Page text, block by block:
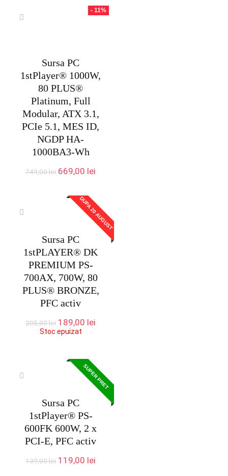
235,00 lei.
215,00 lei.
- 11%
Sursa PC
1stPlayer® 1000W,
80 PLUS®
Platinum, Full
Modular, ATX 3.1,
PCIe 5.1, MES ID,
NGDP HA-
1000BA3-Wh
749,00lei Prețul
fost:
749,00 lei.
669,00 lei
669,00 lei.
DUPA 20 AUGUST
Sursa PC
1stPLAYER® DK
PREMIUM PS-
700AX, 700W, 80
PLUS® BRONZE,
PFC activ
205,00lei Prețul
inițial
205,00 lei.
189,00 lei
Stoc epuizat
SUPER PRET
Sursa PC
1stPlayer® PS-
600FK 600W, 2 x
PCI-E, PFC activ
139,00lei Prețul
119,00 lei